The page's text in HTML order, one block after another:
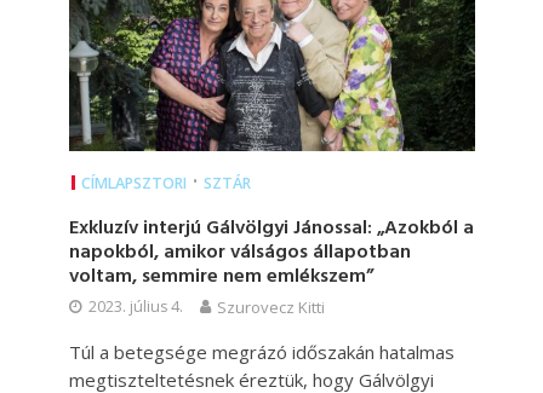
CÍMLAPSZTORI • SZTÁR
Exkluzív interjú Gálvölgyi Jánossal: „Azokból a
napokból, amikor válságos állapotban
voltam, semmire nem emlékszem”
2023. július 4. Szurovecz Kitti
Túl a betegsége megrázó időszakán hatalmas
megtiszteltetésnek éreztük, hogy Gálvölgyi